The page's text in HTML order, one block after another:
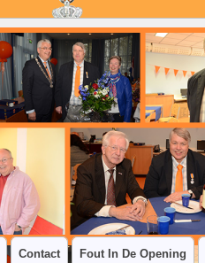
Contact Fout In De Opening